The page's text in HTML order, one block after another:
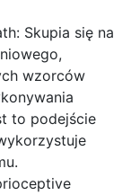
Skupia się na
wzorców
to podejście